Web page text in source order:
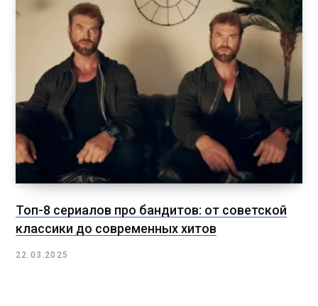
Топ-8 сериалов про бандитов: от советской
классики до современных хитов
22.03.2025